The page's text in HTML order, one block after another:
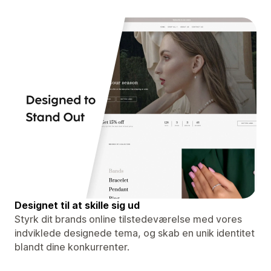
Designet til at skille sig ud
Styrk dit brands online tilstedeværelse med vores
indviklede designede tema, og skab en unik identitet
blandt dine konkurrenter.